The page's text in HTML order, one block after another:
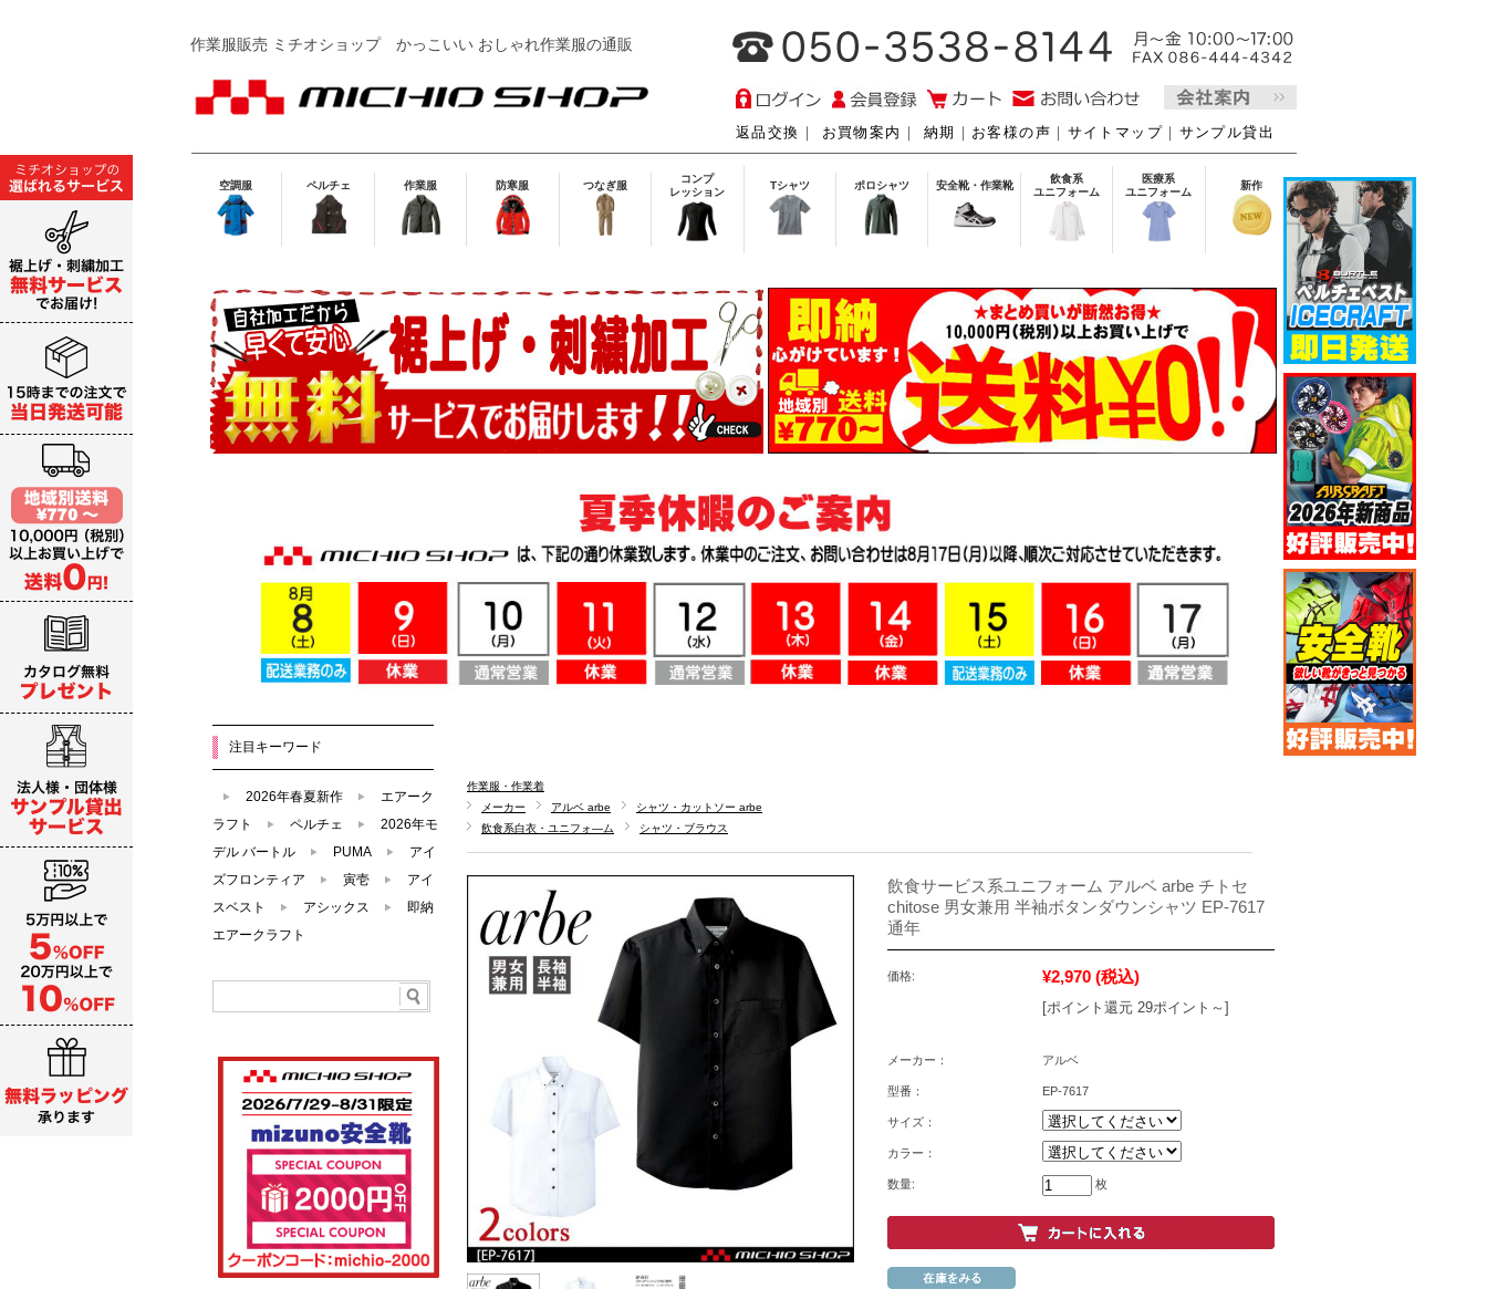
作業服販売 ミチオショップかっこいい おしゃれ作業服の通販
返品交換 ｜ お買物案内 ｜ 納期 ｜ お客様の声 ｜ サイトマップ ｜ サンプル貸出
空調服 ペルチェ 作業服 防寒服 つなぎ服
コンプ
レッション
Tシャツ ポロシャツ 安全靴・作業靴
飲食系
ユニフォーム
医療系
ユニフォーム
新作
作業服・作業着
メーカー
アルベ arbe
シャツ・カットソー arbe
飲食系白衣・ユニフォ―ム
シャツ・ブラウス
飲食サービス系ユニフォーム アルベ arbe チトセ
chitose 男女兼用 半袖ボタンダウンシャツ EP-7617
通年
価格: ¥2,970 (税込)
[ポイント還元 29ポイント～]
メーカー： アルベ
型番： EP-7617
サイズ：
カラー：
数量: 枚
注目キーワード
2026年春夏新作
エアーク
ラフト
ペルチェ
2026年モ
デル バートル
PUMA
アイ
ズフロンティア
寅壱
アイ
スベスト
アシックス
即納
エアークラフト